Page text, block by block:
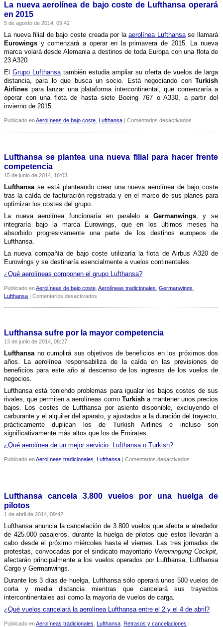
La nueva aerolí­nea de bajo coste de Lufthansa operará
en 2015
5 de agosto de 2014, 09:42
La nueva filial de bajo coste creada por laaerolí­nea Lufthansase llamará
Eurowings y comenzará a operar en la primavera de 2015. La nueva
marca volará desde Alemania a destinos de toda Europa con una flota de
23 A320.
El Grupo Lufthansatambién estudia ampliar su oferta de vuelos de larga
distancia, para lo que busca un socio. Está negociando con Turkish
Airlines para lanzar una plataforma intercontinental, que comenzarí­a a
operar con una flota de hasta siete Boeing 767 o A330, a partir del
invierno de 2015.
Publicado enAerolíneas de bajo coste Lufthansa | Comentarios desactivados
de
de
Lufthansa
operará
2015
Lufthansa se plantea una nueva filial para hacer frente
competencia
15 de junio de 2014, 16:03
Lufthansase está planteando crear una nueva aerolí­nea de bajo coste
tras la caí­da de facturación registrada y en el marco de sus planes para
optimizar los costes del grupo.
La nueva aerolí­nea funcionarí­a en paralelo a Germanwings, y se
integrarí­a bajo la marca Eurowings, que en los últimos meses ha
absorbido progresivamente una parte de los destinos europeos de
Lufthansa.
La nueva compañí­a de bajo coste utilizarí­a la flota de Airbus A320 de
Eurowings y se destinarí­a esencialmente a vuelos continentales.
¿Qué aerolí­neas componen el grupo Lufthansa?
Publicado enAerolíneas de bajo coste Aerolíneas tradicionales Germanwings
Lufthansa | Comentarios desactivados
nueva
para
hacer
Lufthansa sufre por la mayor competencia
13 de junio de 2014, 08:27
Lufthansano cumplirá sus objetivos de beneficios en los próximos dos
años. La aerolí­nea responsabiliza de la caí­da en las previsiones de
beneficios para este año al descenso de los ingresos de los vuelos de
negocios.
Lufthansa está teniendo problemas para igualar los bajos costes de sus
rivales, que permiten a aerolí­neas como Turkisha mantener unos precios
bajos. Los costes de Lufthansa por asiento disponible, excluyendo el
carburante y el alquiler del aparato, y ajustados a la duración del trayecto,
prácticamente duplican los de Turkish Airlines e incluso son
significativamente más altos que los de Emirates.
¿Qué aerolí­nea de un mejor servicio: Lufthansa o Turkish?
Publicado enAerolíneas tradicionales Lufthansa | Comentarios desactivados
mayor
Lufthansa cancela 3.800 vuelos por una huelga de
pilotos
1 de abril de 2014, 09:42
Lufthansa anuncia la cancelación de 3.800 vuelos que afecta a alrededor
de 425.000 pasajeros, durante la huelga de pilotos que estos llevarán a
cabo desde el próximo miércoles hasta el viernes. Las tres jornadas de
protestas, convocadas por el sindicato mayoritario Vereiningung Cockpit,
afectarán principalmente a los vuelos operados por Lufthansa, Lufthansa
Cargo y Germanwings.
Durante los 3 dí­as de huelga, Lufthansa sólo operará unos 500 vuelos de
corta y media distancia mientras que cancelará sus trayectos
intercontinentales así­ como la mayorí­a de vuelos de carga.
¿Qué vuelos cancelará la aerolí­nea Lufthansa entre el 2 y el 4 de abril?
Publicado enAerolíneas tradicionales Lufthansa Retrasos y cancelaciones |